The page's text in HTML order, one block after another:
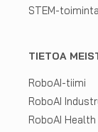
STEM-toiminta
TIETOA
RoboAI-tiimi
RoboAI
RoboAI Health